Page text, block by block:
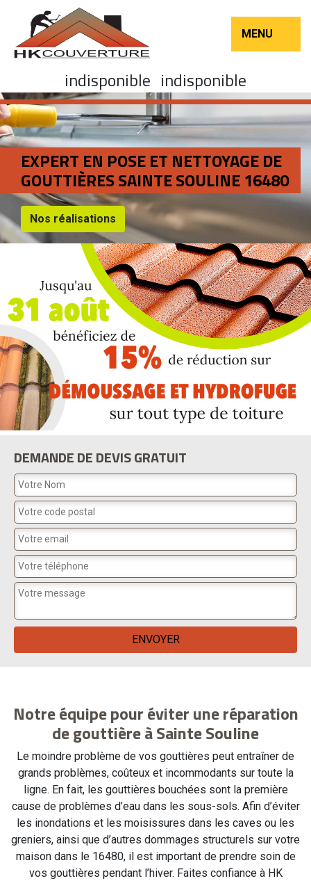
MENU
indisponible indisponible
EXPERT EN POSE ET NETTOYAGE DE
GOUTTIÈRES SAINTE SOULINE 16480
Nos réalisations
DEMANDE DE DEVIS GRATUIT
Notre équipe pour éviter une réparation
de gouttière à Sainte Souline
Le moindre problème de vos gouttières peut entraîner de
grands problèmes, coûteux et incommodants sur toute la
ligne. En fait, les gouttières bouchées sont la première
cause de problèmes d’eau dans les sous-sols. Afin d’éviter
les inondations et les moisissures dans les caves ou les
greniers, ainsi que d’autres dommages structurels sur votre
maison dans le 16480, il est important de prendre soin de
vos gouttières pendant l’hiver. Faites confiance à HK